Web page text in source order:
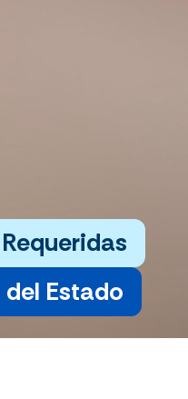
Estado